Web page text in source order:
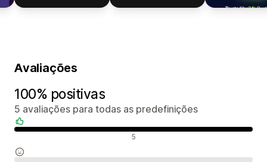
Avaliações
100% positivas
5 avaliações para todas as predefinições
5